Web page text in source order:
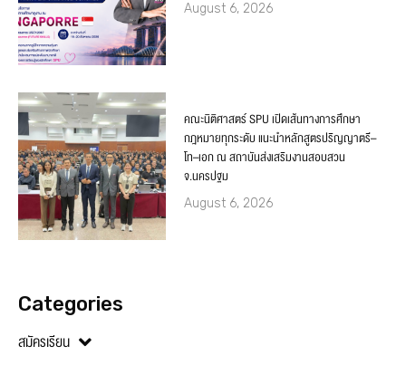
August 6, 2026
คณะนิติศาสตร์ SPU เปิดเส้นทางการศึกษา
กฎหมายทุกระดับ แนะนำหลักสูตรปริญญาตรี–
โท–เอก ณ สถาบันส่งเสริมงานสอบสวน
จ.นครปฐม
August 6, 2026
Categories
สมัครเรียน